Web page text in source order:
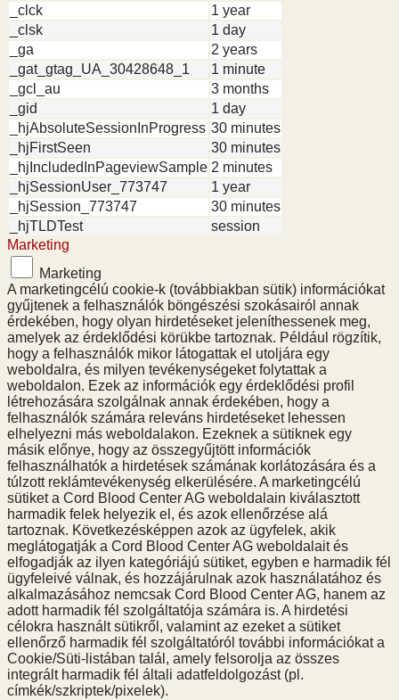
_clck
1 year
_clsk
1 day
_ga
2 years
_gat_gtag_UA_30428648_1
1 minute
_gcl_au
3 months
_gid
1 day
_hjAbsoluteSessionInProgress 30 minutes
_hjFirstSeen
30 minutes
_hjIncludedInPageviewSample 2 minutes
_hjSessionUser_773747
1 year
_hjSession_773747
30 minutes
_hjTLDTest
session
Marketing
Marketing
A marketingcélú cookie-k (továbbiakban sütik) információkat
gyűjtenek a felhasználók böngészési szokásairól annak
érdekében, hogy olyan hirdetéseket jeleníthessenek meg,
amelyek az érdeklődési körükbe tartoznak. Például rögzítik,
hogy a felhasználók mikor látogattak el utoljára egy
weboldalra, és milyen tevékenységeket folytattak a
weboldalon. Ezek az információk egy érdeklődési profil
létrehozására szolgálnak annak érdekében, hogy a
felhasználók számára releváns hirdetéseket lehessen
elhelyezni más weboldalakon. Ezeknek a sütiknek egy
másik előnye, hogy az összegyűjtött információk
felhasználhatók a hirdetések számának korlátozására és a
túlzott reklámtevékenység elkerülésére. A marketingcélú
sütiket a Cord Blood Center AG weboldalain kiválasztott
harmadik felek helyezik el, és azok ellenőrzése alá
tartoznak. Következésképpen azok az ügyfelek, akik
meglátogatják a Cord Blood Center AG weboldalait és
elfogadják az ilyen kategóriájú sütiket, egyben e harmadik fél
ügyfeleivé válnak, és hozzájárulnak azok használatához és
alkalmazásához nemcsak Cord Blood Center AG, hanem az
adott harmadik fél szolgáltatója számára is. A hirdetési
célokra használt sütikről, valamint az ezeket a sütiket
ellenőrző harmadik fél szolgáltatóról további információkat a
Cookie/Süti-listában talál, amely felsorolja az összes
integrált harmadik fél általi adatfeldolgozást (pl.
címkék/szkriptek/pixelek).